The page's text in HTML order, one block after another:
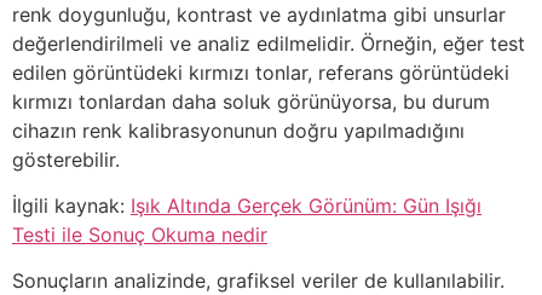
renk doygunluğu, kontrast ve aydınlatma gibi unsurlar
değerlendirilmeli ve analiz edilmelidir. Örneğin, eğer test
edilen görüntüdeki kırmızı tonlar, referans görüntüdeki
kırmızı tonlardan daha soluk görünüyorsa, bu durum
cihazın renk kalibrasyonunun doğru yapılmadığını
gösterebilir.
İlgili kaynak: Işık Altında Gerçek Görünüm: Gün Işığı
Testi ile Sonuç Okuma nedir
Sonuçların analizinde, grafiksel veriler de kullanılabilir.